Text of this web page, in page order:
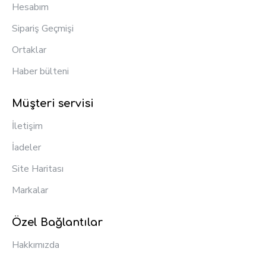
Hesabım
Sipariş Geçmişi
Ortaklar
Haber bülteni
Müşteri servisi
İletişim
İadeler
Site Haritası
Markalar
Özel Bağlantılar
Hakkımızda